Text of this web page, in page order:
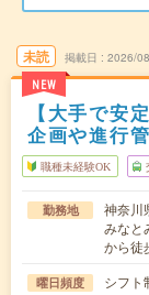
未読
NEW
掲載日 2026/
【大手で安
企画や進行
職種未経験OK
勤務地 神奈川
みなと
から徒
曜日頻度 シフト